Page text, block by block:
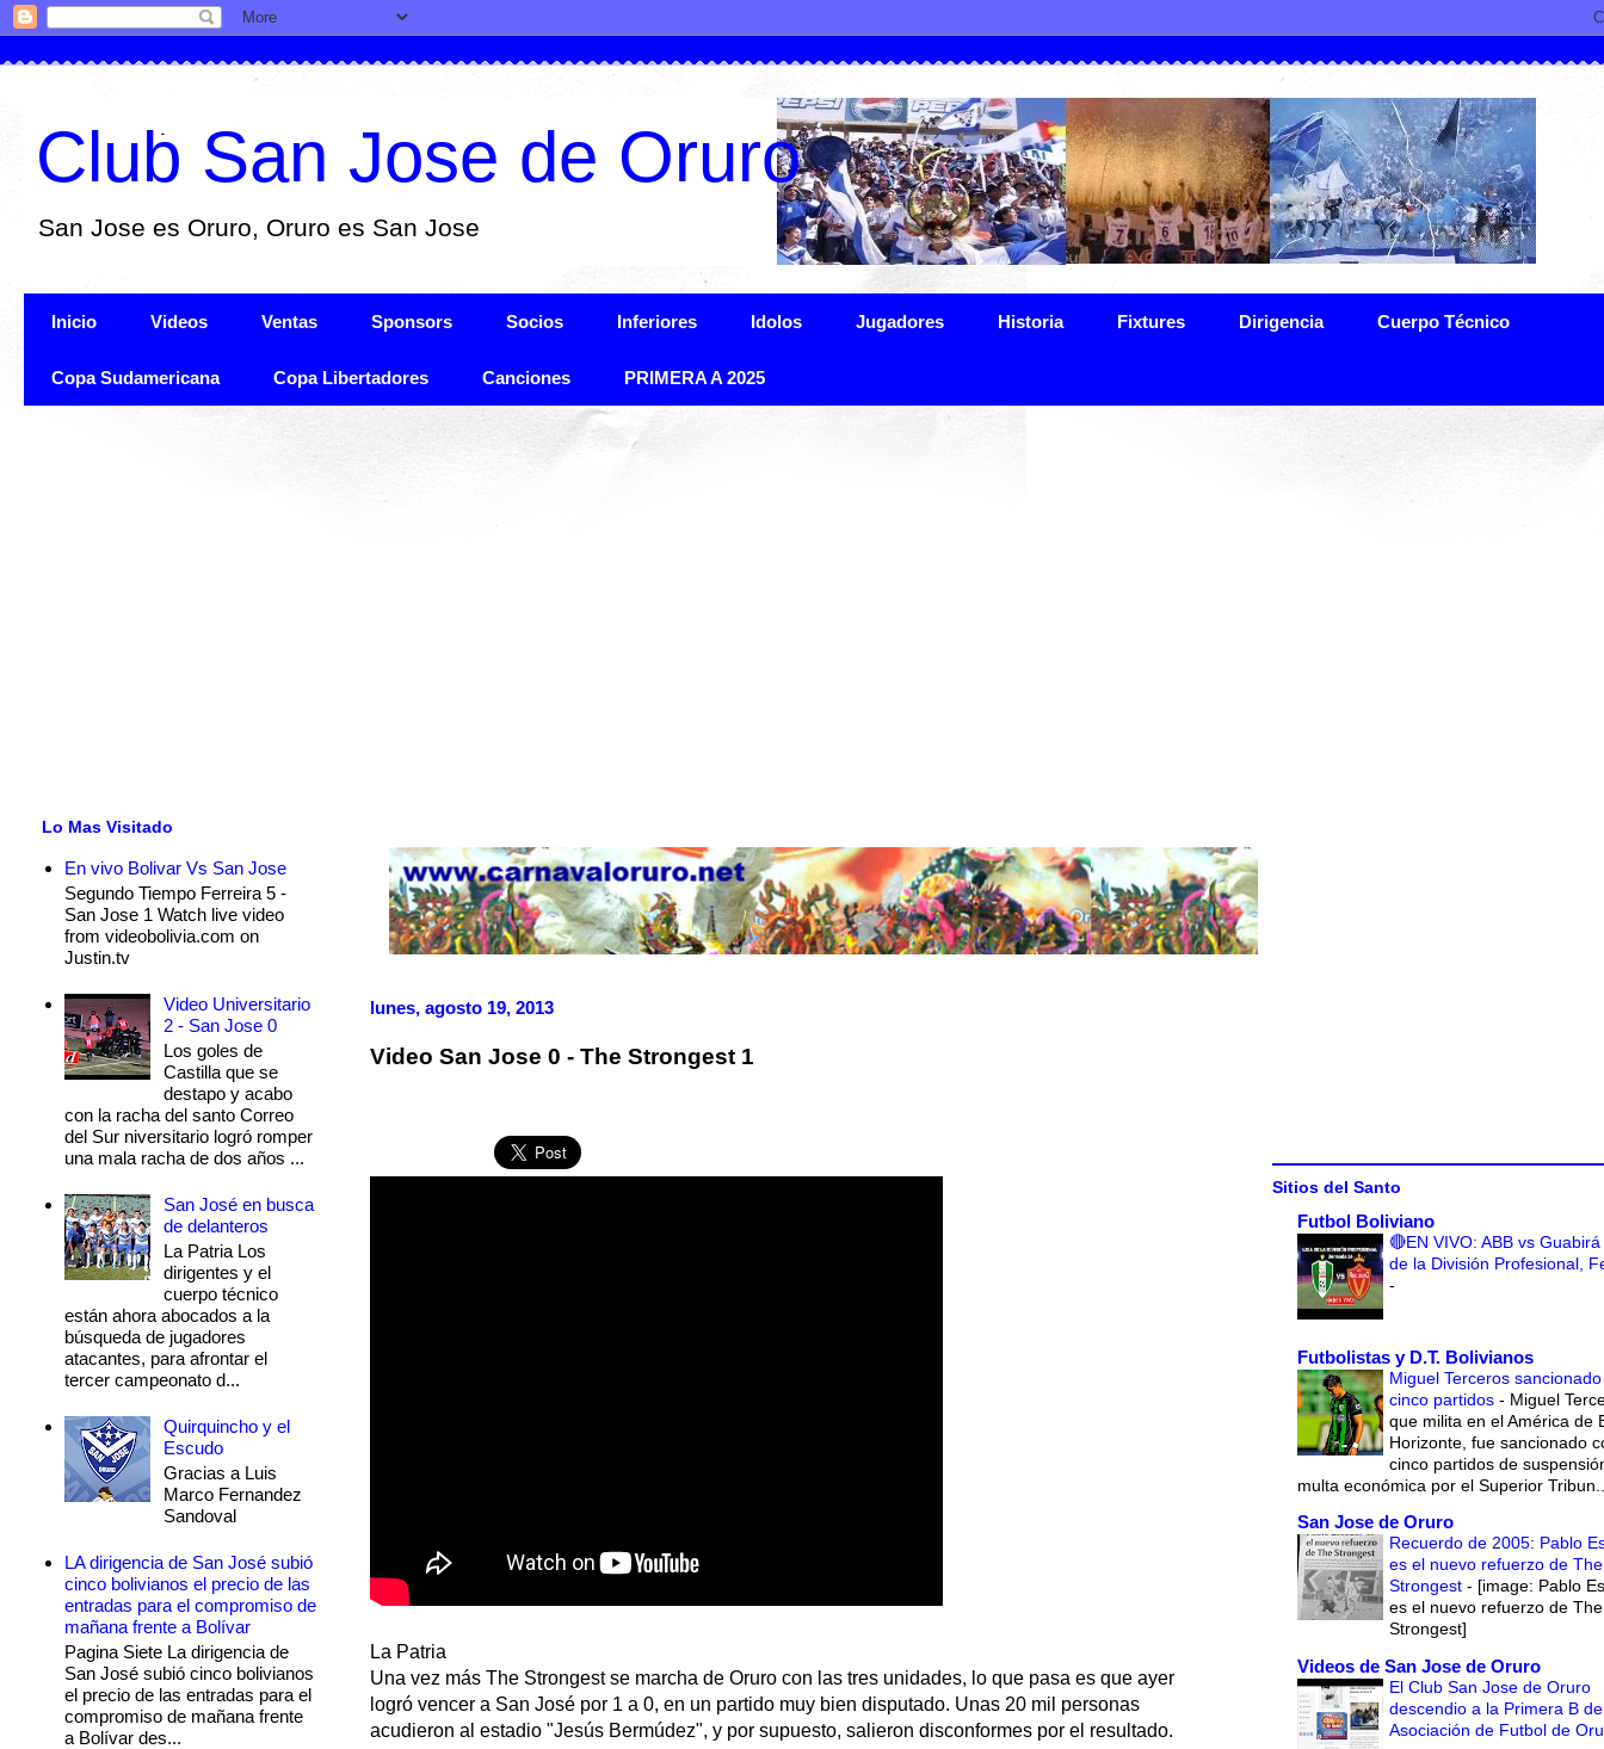
Club San Jose de Oruro
San Jose es Oruro, Oruro es San Jose
Inicio Videos Ventas Sponsors Socios Inferiores Idolos Jugadores Historia Fixtures Dirigencia Cuerpo Técnico
Copa Sudamericana Copa Libertadores Canciones PRIMERA A 2025
lunes, agosto 19, 2013
Video San Jose 0 - The Strongest 1
La Patria
Una vez más The Strongest se marcha de Oruro con las tres unidades, lo que pasa es que ayer
logró vencer a San José por 1 a 0, en un partido muy bien disputado. Unas 20 mil personas
acudieron al estadio "Jesús Bermúdez", y por supuesto, salieron disconformes por el resultado.
Lo Mas Visitado
En vivo Bolivar Vs San Jose
Segundo Tiempo Ferreira 5 -
San Jose 1 Watch live video
from videobolivia.com on
Justin.tv
Video Universitario
2 - San Jose 0
Los goles de
Castilla que se
destapo y acabo
con la racha del santo Correo
del Sur niversitario logró romper
una mala racha de dos años ...
San José en busca
de delanteros
La Patria Los
dirigentes y el
cuerpo técnico
están ahora abocados a la
búsqueda de jugadores
atacantes, para afrontar el
tercer campeonato d...
Quirquincho y el
Escudo
Gracias a Luis
Marco Fernandez
Sandoval
LA dirigencia de San José subió
cinco bolivianos el precio de las
entradas para el compromiso de
mañana frente a Bolívar
Pagina Siete La dirigencia de
San José subió cinco bolivianos
el precio de las entradas para el
compromiso de mañana frente
a Bolívar des...
Sitios del Santo
Futbol Boliviano
🔴EN VIVO: ABB vs
de la División Profesional,
-
Futbolistas y D.T. Bolivianos
Miguel Terceros
cinco partidos - Miguel
que milita en el América de
Horizonte, fue sancionado
cinco partidos de
multa económica por el Superior
San Jose de Oruro
Recuerdo de 2005: Pablo
es el nuevo refuerzo de The
Strongest - [image: Pablo
es el nuevo refuerzo de The
Strongest]
Videos de San Jose de Oruro
El Club San Jose de Oruro
descendio a la Primera B
Asociación de Futbol de